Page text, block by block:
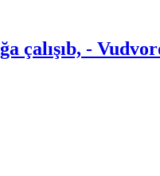
çalışıb, -